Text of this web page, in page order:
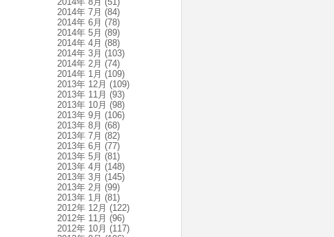
2014年 7月 (84)
2014年 6月 (78)
2014年 5月 (89)
2014年 4月 (88)
2014年 3月 (103)
2014年 2月 (74)
2014年 1月 (109)
2013年 12月 (109)
2013年 11月 (93)
2013年 10月 (98)
2013年 9月 (106)
2013年 8月 (68)
2013年 7月 (82)
2013年 6月 (77)
2013年 5月 (81)
2013年 4月 (148)
2013年 3月 (145)
2013年 2月 (99)
2013年 1月 (81)
2012年 12月 (122)
2012年 11月 (96)
2012年 10月 (117)